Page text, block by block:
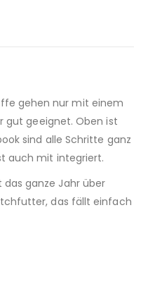
gehen nur mit einem
gut geeignet. Oben ist
sind alle Schritte ganz
auch mit integriert.
ganze Jahr über
das fällt einfach